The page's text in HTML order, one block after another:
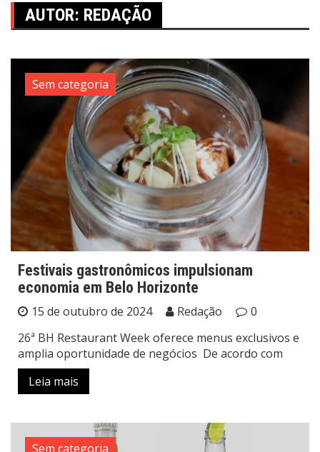
AUTOR: REDAÇÃO
Sem categoria
Festivais gastronômicos impulsionam
economia em Belo Horizonte
15 de outubro de 2024 Redação
0
26ª BH Restaurant Week oferece menus exclusivos e
amplia oportunidade de negócios De acordo com
Leia mais
Sem categoria